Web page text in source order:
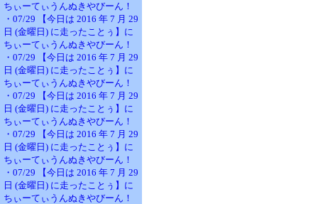
ちぃーてぃうんぬきやびーん！
・07/29 【今日は 2016 年 7 月 29
日 (金曜日) に走ったことぅ】に
ちぃーてぃうんぬきやびーん！
・07/29 【今日は 2016 年 7 月 29
日 (金曜日) に走ったことぅ】に
ちぃーてぃうんぬきやびーん！
・07/29 【今日は 2016 年 7 月 29
日 (金曜日) に走ったことぅ】に
ちぃーてぃうんぬきやびーん！
・07/29 【今日は 2016 年 7 月 29
日 (金曜日) に走ったことぅ】に
ちぃーてぃうんぬきやびーん！
・07/29 【今日は 2016 年 7 月 29
日 (金曜日) に走ったことぅ】に
ちぃーてぃうんぬきやびーん！